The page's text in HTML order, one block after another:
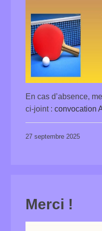
En cas d’absence,
ci-joint :convocation
27 septembre 2025
Merci !